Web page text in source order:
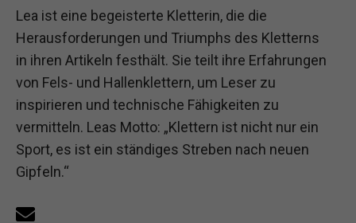
Lea ist eine begeisterte Kletterin, die die
Herausforderungen und Triumphs des Kletterns
in ihren Artikeln festhält. Sie teilt ihre Erfahrungen
von Fels- und Hallenklettern, um Leser zu
inspirieren und technische Fähigkeiten zu
vermitteln. Leas Motto: „Klettern ist nicht nur ein
Sport, es ist ein ständiges Streben nach neuen
Gipfeln.“